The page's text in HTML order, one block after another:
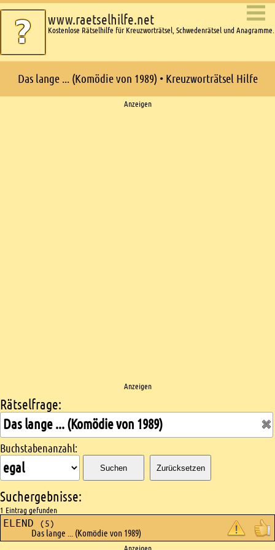
www.raetselhilfe.net
Kostenlose Rätselhilfe für Kreuzworträtsel, Schwedenrätsel und Anagramme.
Das lange ... (Komödie von 1989) • Kreuzworträtsel Hilfe
Anzeigen
Anzeigen
Kreuzworträtsel suchen
Rätselfrage:
Buchstabenanzahl:
Suchen Zurücksetzen
Suchergebnisse:
1 Eintrag gefunden
ELEND (5)
Das lange ... (Komödie von 1989)